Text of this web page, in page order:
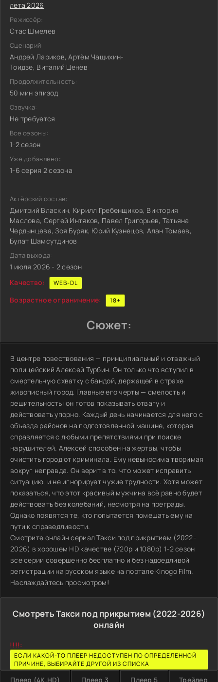
лета 2026
Режиссёр:
Стас Шмелев
Сценарий:
Андрей Лариков, Артём Чащихин-
Тоидзе, Виталий Ценёв
Продолжительность:
50 мин эпизод
Озвучка:
Не требуется
Все сезоны:
1-2 сезон
Уже добавлено:
1-6 серия 2 сезона
Актёрский состав:
Дмитрий Власкин, Кирилл Гребенщиков, Виктория
Маслова, Сергей Интяков, Павел Григорьев, Татьяна
Чердынцева, Зоя Буряк, Юрий Кузнецов, Алан Томаев,
Булат Шамсутдинов
Дата выхода:
1 июля 2026 - 2 сезон
Качество:
WEB-DL
Возрастное ограничение: 18+
Сюжет:
В центре повествования — принципиальный и отважный
полицейский Алексей Турбин. Он только что вступил в
смертельную схватку с бандой, держащей в страхе
живописный город. Главные его черты — смелость и
решительность: он готов показывать отвагу и
действовать упорно. Каждый день начинается для него с
объезда районов на подготовленной машине, которая
справляется с любыми препятствиями при поиске
нарушителей. Алексей способен на жертвы, чтобы
очистить город от криминала. Ему невыносима творимая
вокруг неправда. Он верит в то, что может исправить
ситуацию, и не игнорирует чужие трудности. Хотя может
показаться, что этот красивый мужчина всё равно будет
действовать без колебаний, несмотря на преграды.
Однако появятся те, кто попытается помешать ему на
пути к справедливости.
Смотрите онлайн сериал Такси под прикрытием (2022-
2026) в хорошем HD качестве (720p и 1080p) 1-2 сезон
все серии совершенно бесплатно и без надоедливой
регистрации на русском языке на портале Kinogo Film.
Наслаждайтесь просмотром!
Смотреть Такси под прикрытием (2022-2026)
онлайн
!!!!:
ЕСЛИ КАКОЙ-ТО ПЛЕЕР НЕДОСТУПЕН ПО ОПРЕДЕЛЕННОЙ
ПРИЧИНЕ, ВЫБИРАЙТЕ ДРУГОЙ ИЗ СПИСКА
Плеер (4K,HD) Плеер 3 Плеер 5 Трейлер